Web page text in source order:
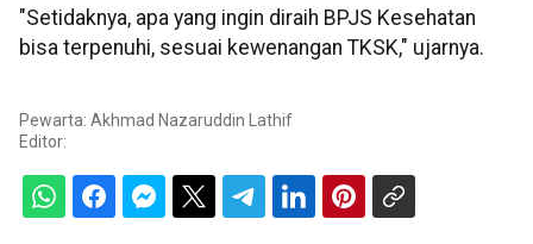
"Setidaknya, apa yang ingin diraih BPJS Kesehatan
bisa terpenuhi, sesuai kewenangan TKSK," ujarnya.
Pewarta: Akhmad Nazaruddin Lathif
Editor: